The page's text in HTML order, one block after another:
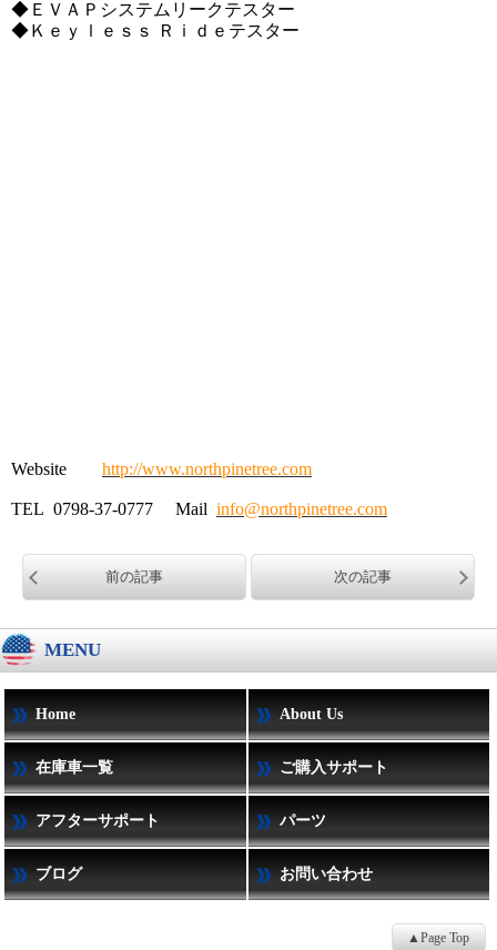
◆ＥＶＡＰシステムリークテスター
◆Ｋｅｙｌｅｓｓ Ｒｉｄｅテスター
Website http://www.northpinetree.com
TEL 0798-37-0777 Mail info@northpinetree.com
前の記事 次の記事
MENU
Home About Us
在庫車一覧 ご購入サポート
アフターサポート パーツ
ブログ お問い合わせ
▲Page Top